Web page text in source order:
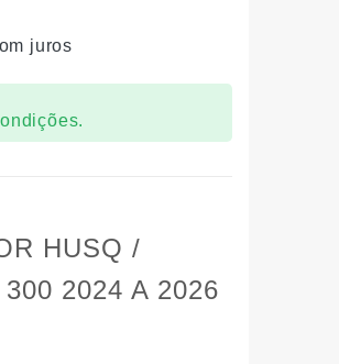
juros
HUSQ /
2024 A 2026